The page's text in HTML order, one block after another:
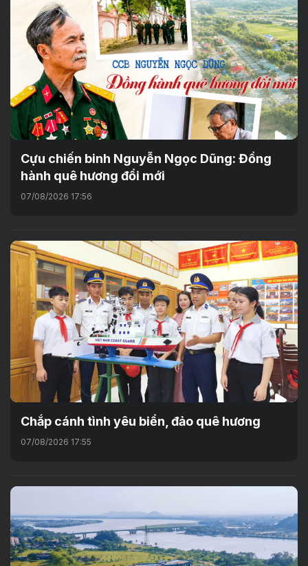
Cựu chiến binh Nguyễn Ngọc Dũng: Đồng
hành quê hương đổi mới
07/08/2026 17:56
Chắp cánh tình yêu biển, đảo quê hương
07/08/2026 17:55